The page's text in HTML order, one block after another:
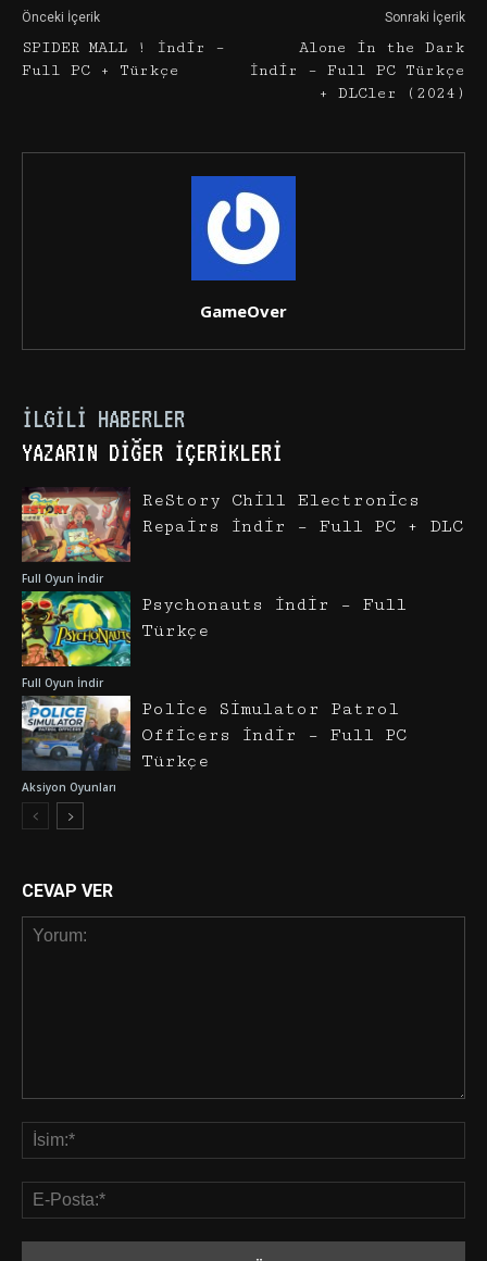
Önceki İçerik
SPIDER MALL ! İndir –
Full PC + Türkçe
Sonraki İçerik
Alone in the Dark
İndir – Full PC Türkçe
+ DLCler (2024)
GameOver
İLGILI HABERLER
YAZARIN DIĞER İÇERIKLERI
Full Oyun İndir
ReStory Chill Electronics
Repairs İndir – Full PC + DLC
Full Oyun İndir
Psychonauts İndir – Full
Türkçe
Aksiyon Oyunları
Police Simulator Patrol
Officers İndir – Full PC
Türkçe
CEVAP VER